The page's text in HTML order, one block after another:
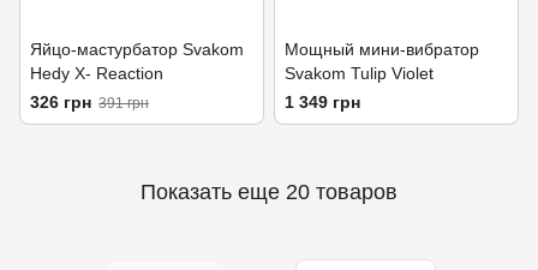
Яйцо-мастурбатор Svakom
Hedy X- Reaction
326 грн 391 грн
Мощный мини-вибратор
Svakom Tulip Violet
1 349 грн
Показать еще 20 товаров